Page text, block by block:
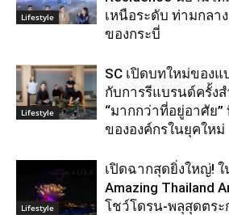
Lifestyle
เหนือระดับ ท่ามกลา
ของกระบี่
Lifestyle
SC เปิดบทใหม่ของ
กับการรีแบรนด์ครั้ง
“มากกว่าที่อยู่อาศัย
ขององค์กรในยุคใหม่
Lifestyle
เปิดฉากสุดยิ่งใหญ่!
Amazing Thailand
โชว์โดรน-พลุสุดตระ